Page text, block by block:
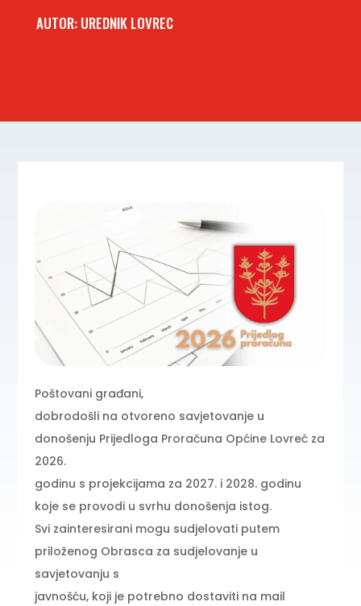
AUTOR: UREDNIK LOVREC
Poštovani građani,
dobrodošli na otvoreno savjetovanje u
donošenju Prijedloga Proračuna Općine Lovreć za
2026.
godinu s projekcijama za 2027. i 2028. godinu
koje se provodi u svrhu donošenja istog.
Svi zainteresirani mogu sudjelovati putem
priloženog Obrasca za sudjelovanje u
savjetovanju s
javnošću, koji je potrebno dostaviti na mail